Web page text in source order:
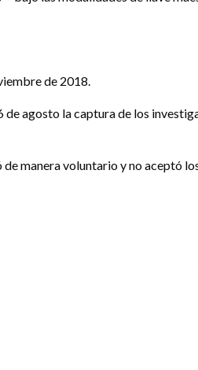
de 2018.
de agosto la captura de los
manera voluntario y no aceptó